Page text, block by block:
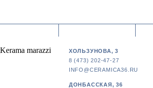
ХОЛЬЗУНОВА, 3
8 (473) 202-47-27
INFO@CERAMICA36.RU
ДОНБАССКАЯ, 36